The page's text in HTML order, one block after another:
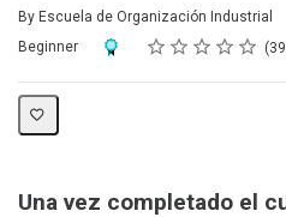
By Escuela de Organización Industrial
Duration
Difficulty
Beginner Award For Completion
Rating
1 star
2 stars
3 stars
4 stars
5 stars
Average rating: 4.7
395 reviews
Una vez completado el